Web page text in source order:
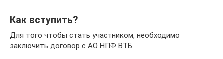
Как вступить?
Для того чтобы стать участником, необходимо
заключить договор с АО НПФ ВТБ.